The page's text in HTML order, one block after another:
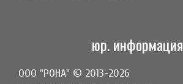
юр. информация
ООО "РОНА" © 2013-2026